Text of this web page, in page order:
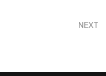
NEXT